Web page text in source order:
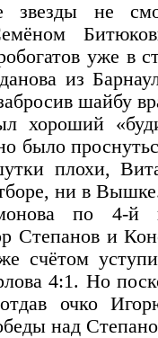
звезды не
уже в
из
шайбу
хороший
было
плохи,
ни в
по 4-й
Степанов и
счётом
4:1. Но
очко
над